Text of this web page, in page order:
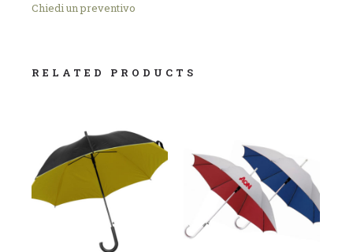
Chiedi un preventivo
RELATED PRODUCTS